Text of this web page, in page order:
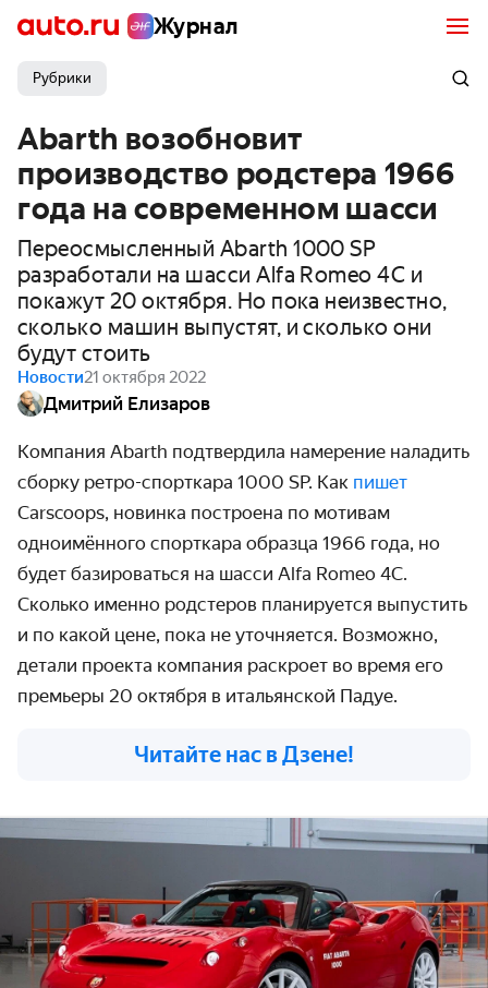
Журнал
Рубрики
Abarth возобновит
производство родстера 1966
года на современном шасси
Переосмысленный Abarth 1000 SP
разработали на шасси Alfa Romeo 4C и
покажут 20 октября. Но пока неизвестно,
сколько машин выпустят, и сколько они
будут стоить
Новости21 октября 2022
Дмитрий Елизаров
Компания Abarth подтвердила намерение наладить
сборку ретро-спорткара 1000 SP. Как пишет
Carscoops, новинка построена по мотивам
одноимённого спорткара образца 1966 года, но
будет базироваться на шасси Alfa Romeo 4C.
Сколько именно родстеров планируется выпустить
и по какой цене, пока не уточняется. Возможно,
детали проекта компания раскроет во время его
премьеры 20 октября в итальянской Падуе.
Читайте нас в Дзене!